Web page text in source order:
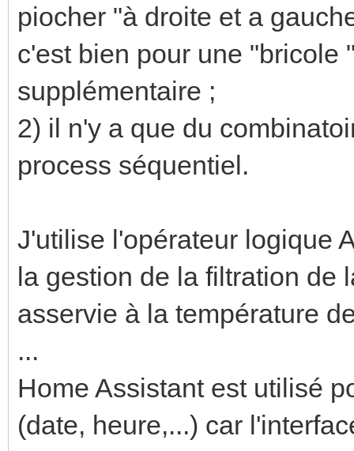
piocher "à droite et a
c'est bien pour une "bricole
supplémentaire ;
2) il n'y a que du
process séquentiel.
J'utilise l'opérateur logique
la gestion de la filtration de
asservie à la température
...
Home Assistant est utilisé
(date, heure,...) car